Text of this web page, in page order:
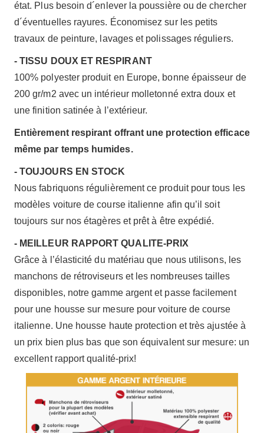
état. Plus besoin d´enlever la poussière ou de chercher
d´éventuelles rayures. Économisez sur les petits
travaux de peinture, lavages et polissages réguliers.
- TISSU DOUX ET RESPIRANT
100% polyester produit en Europe, bonne épaisseur de
200 gr/m2 avec un intérieur molletonné extra doux et
une finition satinée à l’extérieur.
Entièrement respirant offrant une protection efficace
même par temps humides.
- TOUJOURS EN STOCK
Nous fabriquons régulièrement ce produit pour tous les
modèles voiture de course italienne afin qu’il soit
toujours sur nos étagères et prêt à être expédié.
- MEILLEUR RAPPORT QUALITE-PRIX
Grâce à l’élasticité du matériau que nous utilisons, les
manchons de rétroviseurs et les nombreuses tailles
disponibles, notre gamme argent et passe facilement
pour une housse sur mesure pour voiture de course
italienne. Une housse haute protection et très ajustée à
un prix bien plus bas que son équivalent sur mesure: un
excellent rapport qualité-prix!